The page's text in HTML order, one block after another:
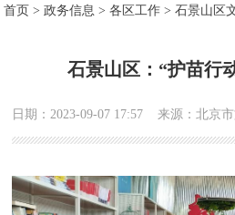
首页 >政务信息 >各区工作 >石景山区
石景山区：“护苗行
日期：2023-09-07 17:57 来源：北京